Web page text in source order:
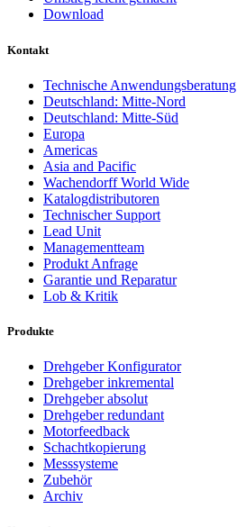
Download
Kontakt
Technische Anwendungsberatung
Deutschland: Mitte-Nord
Deutschland: Mitte-Süd
Europa
Americas
Asia and Pacific
Wachendorff World Wide
Katalogdistributoren
Technischer Support
Lead Unit
Managementteam
Produkt Anfrage
Garantie und Reparatur
Lob & Kritik
Produkte
Drehgeber Konfigurator
Drehgeber inkremental
Drehgeber absolut
Drehgeber redundant
Motorfeedback
Schachtkopierung
Messsysteme
Zubehör
Archiv